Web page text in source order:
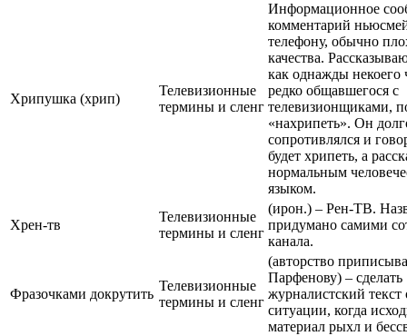
Хрипушка (хрип)
Телевизионные
термины и сленг
Информационное
комментарий
телефону, обычно
качества.
как однажды некоего
редко общавшегося с
телевизионщиками,
«нахрипеть». Он
сопротивлялся и
будет хрипеть, а
нормальным
языком.
Хрен-тв
Телевизионные
термины и сленг
(ирон.) – Рен-ТВ.
придумано самими
канала.
Фразочками докрутить
Телевизионные
термины и сленг
(авторство
Парфенову) – сделать
журналистский текст
ситуации, когда
материал рыхл и